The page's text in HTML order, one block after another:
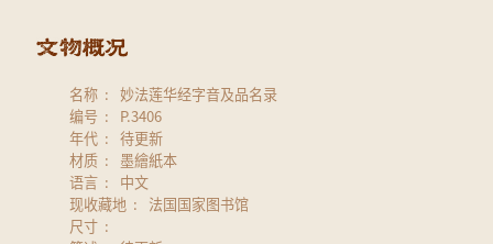
名称
妙法莲华经字音及品名录
编号
P.3406
年代
待更新
材质
墨繪紙本
语言
中文
现收藏地
法国国家图书馆
尺寸